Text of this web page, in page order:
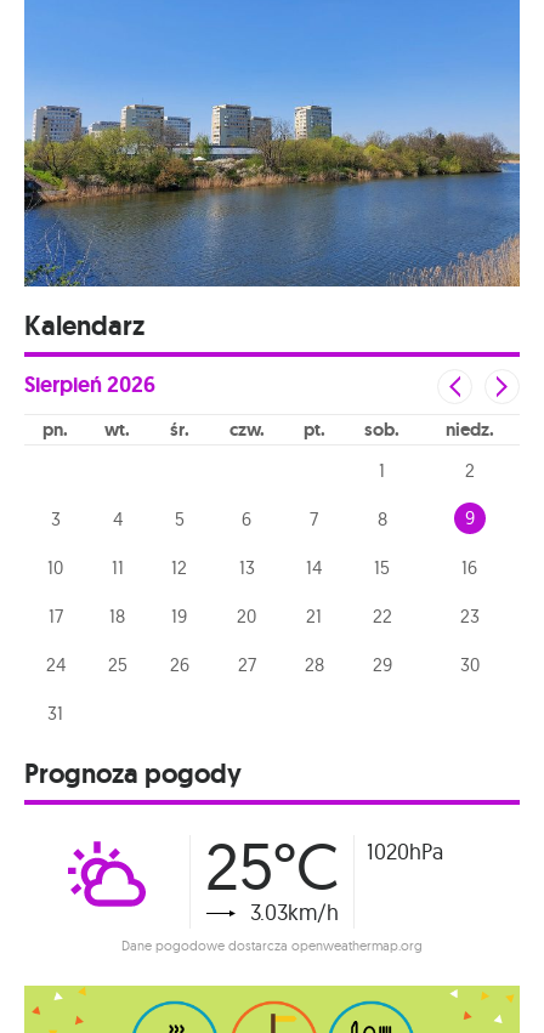
Kalendarz
Sierpień2026
pn wt śr czw pt sob niedz
1 2
3 4 5 6 7 8 9
10 11 12 13 14 15 16
17 18 19 20 21 22 23
24 25 26 27 28 29 30
31
Prognoza pogody
25°C
3.03km/h
1020hPa
Dane pogodowe dostarcza openweathermap.org